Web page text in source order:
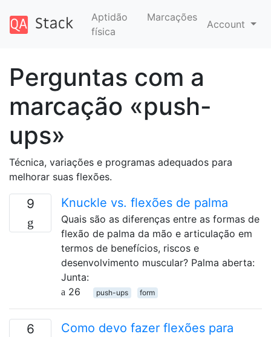
Aptidão
física
Marcações
Account
Perguntas com a
marcação «push-
ups»
Técnica, variações e programas adequados para
melhorar suas flexões.
9 Knuckle vs. flexões de palma
Quais são as diferenças entre as formas de
flexão de palma da mão e articulação em
termos de benefícios, riscos e
desenvolvimento muscular? Palma aberta:
Junta:
26
push-ups form
6
Como devo fazer flexões para